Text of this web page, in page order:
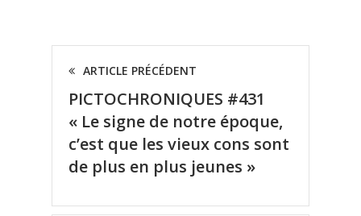
ARTICLE PRÉCÉDENT
PICTOCHRONIQUES #431
« Le signe de notre époque,
c’est que les vieux cons sont
de plus en plus jeunes »